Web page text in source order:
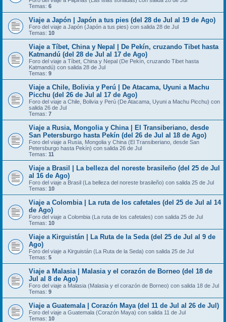
Temas: 6
Viaje a Japón | Japón a tus pies (del 28 de Jul al 19 de Ago)
Foro del viaje a Japón (Japón a tus pies) con salida 28 de Jul
Temas: 10
Viaje a Tíbet, China y Nepal | De Pekín, cruzando Tibet hasta
Katmandú (del 28 de Jul al 17 de Ago)
Foro del viaje a Tíbet, China y Nepal (De Pekín, cruzando Tibet hasta
Katmandú) con salida 28 de Jul
Temas: 9
Viaje a Chile, Bolivia y Perú | De Atacama, Uyuni a Machu
Picchu (del 26 de Jul al 17 de Ago)
Foro del viaje a Chile, Bolivia y Perú (De Atacama, Uyuni a Machu Picchu) con
salida 26 de Jul
Temas: 7
Viaje a Rusia, Mongolia y China | El Transiberiano, desde
San Petersburgo hasta Pekín (del 26 de Jul al 18 de Ago)
Foro del viaje a Rusia, Mongolia y China (El Transiberiano, desde San
Petersburgo hasta Pekín) con salida 26 de Jul
Temas: 11
Viaje a Brasil | La belleza del noreste brasileño (del 25 de Jul
al 16 de Ago)
Foro del viaje a Brasil (La belleza del noreste brasileño) con salida 25 de Jul
Temas: 10
Viaje a Colombia | La ruta de los cafetales (del 25 de Jul al 14
de Ago)
Foro del viaje a Colombia (La ruta de los cafetales) con salida 25 de Jul
Temas: 10
Viaje a Kirguistán | La Ruta de la Seda (del 25 de Jul al 9 de
Ago)
Foro del viaje a Kirguistán (La Ruta de la Seda) con salida 25 de Jul
Temas: 5
Viaje a Malasia | Malasia y el corazón de Borneo (del 18 de
Jul al 8 de Ago)
Foro del viaje a Malasia (Malasia y el corazón de Borneo) con salida 18 de Jul
Temas: 9
Viaje a Guatemala | Corazón Maya (del 11 de Jul al 26 de Jul)
Foro del viaje a Guatemala (Corazón Maya) con salida 11 de Jul
Temas: 10